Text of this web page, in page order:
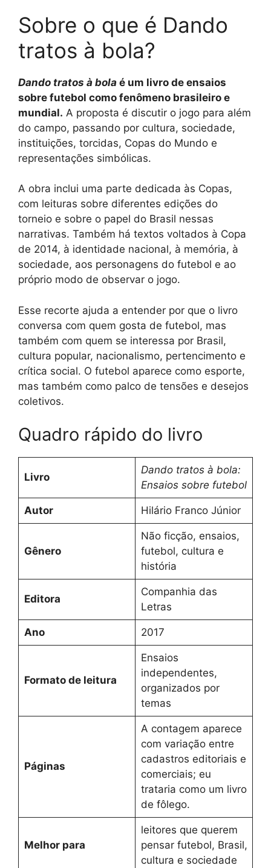
Sobre o que é Dando
tratos à bola?
Dando tratos à bola é um livro de ensaios
sobre futebol como fenômeno brasileiro e
mundial. A proposta é discutir o jogo para além
do campo, passando por cultura, sociedade,
instituições, torcidas, Copas do Mundo e
representações simbólicas.
A obra inclui uma parte dedicada às Copas,
com leituras sobre diferentes edições do
torneio e sobre o papel do Brasil nessas
narrativas. Também há textos voltados à Copa
de 2014, à identidade nacional, à memória, à
sociedade, aos personagens do futebol e ao
próprio modo de observar o jogo.
Esse recorte ajuda a entender por que o livro
conversa com quem gosta de futebol, mas
também com quem se interessa por Brasil,
cultura popular, nacionalismo, pertencimento e
crítica social. O futebol aparece como esporte,
mas também como palco de tensões e desejos
coletivos.
Quadro rápido do livro
Livro
Dando tratos à bola:
Ensaios sobre futebol
Autor Hilário Franco Júnior
Gênero
Não ficção, ensaios,
futebol, cultura e
história
Editora
Companhia das
Letras
Ano 2017
Formato de leitura
Ensaios
independentes,
organizados por
temas
Páginas
A contagem aparece
com variação entre
cadastros editoriais e
comerciais; eu
trataria como um livro
de fôlego.
Melhor para
leitores que querem
pensar futebol, Brasil,
cultura e sociedade